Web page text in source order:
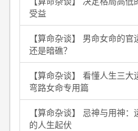
受益
【算命杂谈】 男命女命的
还是暗礁？
【算命杂谈】 看懂人生三
弯路女命专用篇
【算命杂谈】 忌神与用神
的人生起伏